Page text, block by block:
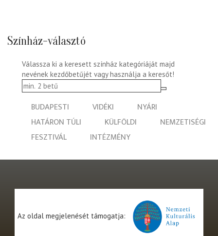
Színház-választó
Válassza ki a keresett színház kategóriáját majd
nevének kezdőbetűjét vagy használja a keresőt!
BUDAPESTI VIDÉKI
NYÁRI
HATÁRON TÚLI
KÜLFÖLDI
NEMZETISÉGI
FESZTIVÁL
INTÉZMÉNY
Az oldal megjelenését támogatja: